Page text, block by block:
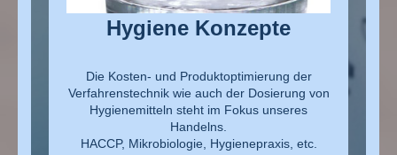
Hygiene Konzepte
Die Kosten- und Produktoptimierung der
Verfahrenstechnik wie auch der Dosierung von
Hygienemitteln steht im Fokus unseres
Handelns.
HACCP, Mikrobiologie, Hygienepraxis, etc.